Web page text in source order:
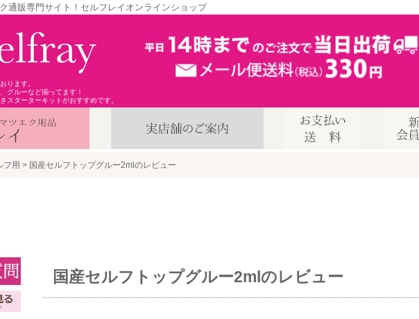
通販専門サイト！セルフレイオンラインショップ
ります。
グルーなど揃ってます！
スターターキットがおすすめです。
フ用 国産セルフトップグルー2mlのレビュー
国産セルフトップグルー2mlのレビュー